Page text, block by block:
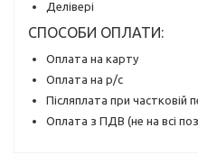
Делівері
СПОСОБИ ОПЛАТИ:
Оплата на карту
Оплата на р/с
Післяплата при частковій
Оплата з ПДВ (не на всі